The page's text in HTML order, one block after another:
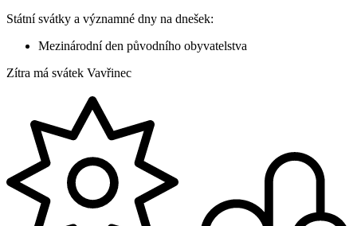
Státní svátky a významné dny na dnešek:
Mezinárodní den původního obyvatelstva
Zítra má svátek Vavřinec